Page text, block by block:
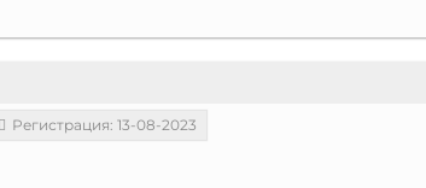
Регистрация: 13-08-2023